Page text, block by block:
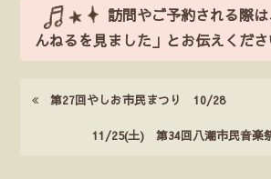
訪問やご予約される際
んねるを見ました」とお伝えくだ
第27回やしお市民まつり 10/28
11/25(土) 第34回八潮市民音楽